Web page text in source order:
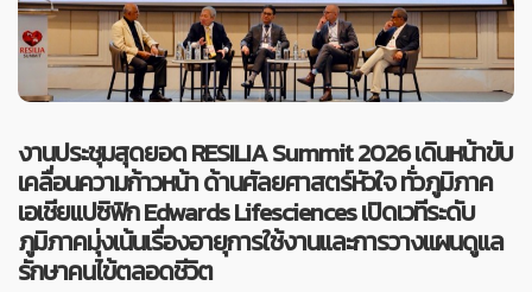
งานประชุมสุดยอด RESILIA Summit 2026 เดินหน้าขับ
เคลื่อนความก้าวหน้า ด้านศัลยศาสตร์หัวใจ ทั่วภูมิภาค
เอเชียแปซิฟิก Edwards Lifesciences เปิดเวทีระดับ
ภูมิภาคมุ่งเน้นเรื่องอายุการใช้งานและการวางแผนดูแล
รักษาคนไข้ตลอดชีวิต